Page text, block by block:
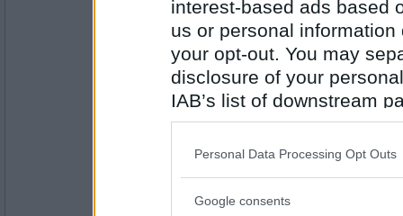
interest-based ads based
us or personal
your opt-out. You may
disclosure of your
IAB’s list of downstream
also be disclosed by us
Downstream Participants
Please note that this
Personal Data Processing Opt Outs
Google consents
Antal inlägg:
jag vill ha en kram
_willow- Ej medlem längre